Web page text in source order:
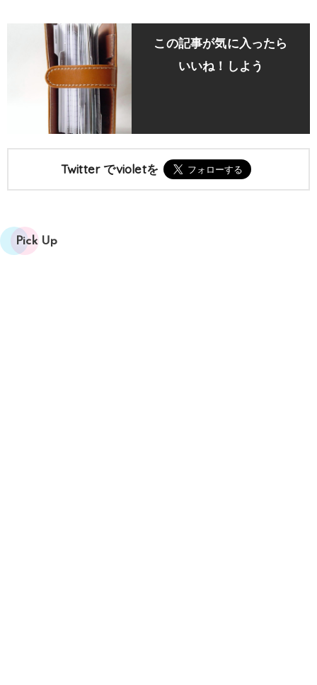
この記事が気に入ったら
いいね！しよう
Twitter でvioletを
Pick Up